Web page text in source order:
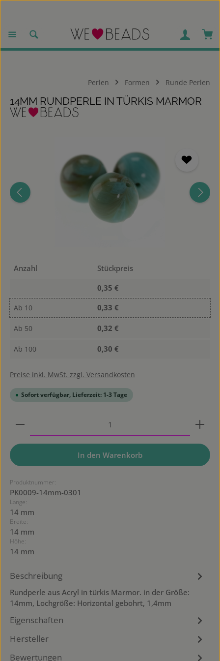
Perlen Formen Runde Perlen
14MM RUNDPERLE IN TÜRKIS MARMOR
Anzahl
Stückpreis
0,35 €
Ab 10 0,33 €
Ab 50 0,32 €
Ab 100 0,30 €
Preise inkl. MwSt. zzgl. Versandkosten
Sofort verfügbar, Lieferzeit: 1-3 Tage
Produkt Anzahl: Gib den gewünschten Wert ein
In den Warenkorb
Produktnummer:
PK0009-14mm-0301
Länge:
14 mm
Breite:
14 mm
Höhe:
14 mm
Beschreibung
Rundperle aus Acryl in türkis Marmor. in der Größe:
14mm, Lochgröße: Horizontal gebohrt, 1,4mm
Eigenschaften
Hersteller
Bewertungen